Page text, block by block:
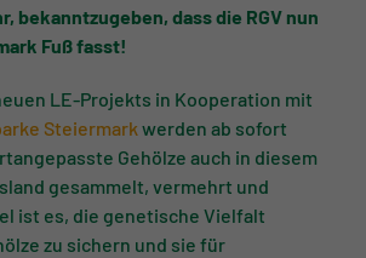
bekanntzugeben, dass die RGV nun
Fuß fasst!
LE-Projekts in Kooperation mit
Steiermarkwerden ab sofort
Gehölze auch in diesem
gesammelt, vermehrt und
ist es, die genetische Vielfalt
zu sichern und sie für